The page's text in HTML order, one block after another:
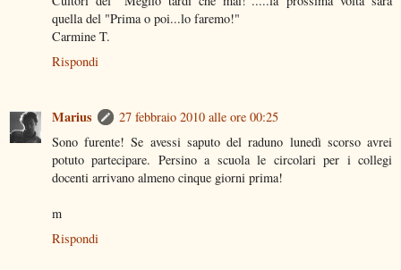
quella del "Prima o poi...lo faremo!"
Carmine T.
Rispondi
Marius
27 febbraio 2010 alle ore 00:25
Sono furente! Se avessi saputo del raduno lunedì scorso avrei
potuto partecipare. Persino a scuola le circolari per i collegi
docenti arrivano almeno cinque giorni prima!
m
Rispondi